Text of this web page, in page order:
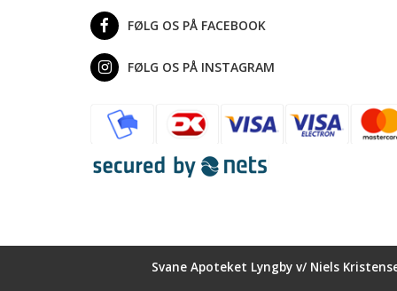
FØLG OS PÅ FACEBOOK
FØLG OS PÅ INSTAGRAM
Svane Apoteket Lyngby v/ Niels